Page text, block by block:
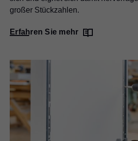
großer Stückzahlen.
Erfahren Sie mehr